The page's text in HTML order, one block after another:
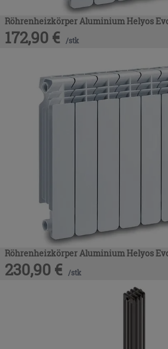
Röhrenheizkörper Aluminium Helyos
172,90 € /stk
Röhrenheizkörper Aluminium Helyos
230,90 € /stk